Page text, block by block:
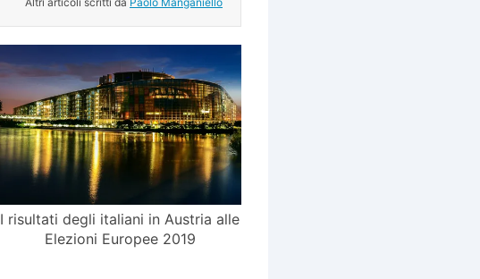
I risultati degli italiani in Austria alle
Elezioni Europee 2019